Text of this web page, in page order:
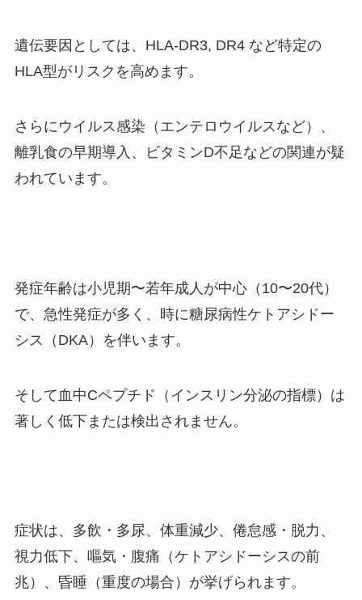
遺伝要因としては、HLA-DR3, DR4 など特定の
HLA型がリスクを高めます。
さらにウイルス感染（エンテロウイルスなど）、
離乳食の早期導入、ビタミンD不足などの関連が疑
われています。
発症年齢は小児期〜若年成人が中心（10〜20代）
で、急性発症が多く、時に糖尿病性ケトアシドー
シス（DKA）を伴います。
そして血中Cペプチド（インスリン分泌の指標）は
著しく低下または検出されません。
症状は、多飲・多尿、体重減少、倦怠感・脱力、
視力低下、嘔気・腹痛（ケトアシドーシスの前
兆）、昏睡（重度の場合）が挙げられます。